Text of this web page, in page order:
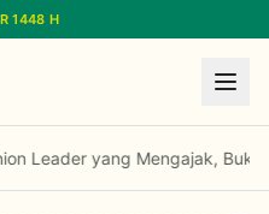
1448 H
Leader yang Mengajak, Bukan